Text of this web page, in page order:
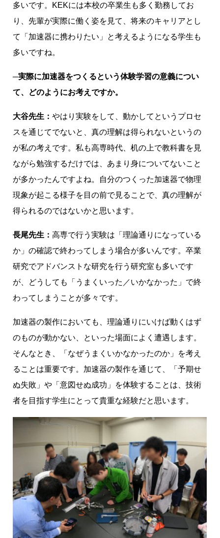
多いです。KEKには本校の卒業生も多く勤務してお
り、先輩が実際に働く姿を見て、将来のキャリアとし
て「加速器に携わりたい」と考えるようになる学生も
多いですね。
─実際に加速器をつくるという体験学習の意義につい
て、どのようにお考えですか。
大谷先生：やはり実験をして、動かしてというプロセ
スを通じてでないと、真の理解は得られないというの
が私の考えです。私も高専時代、机の上で教科書を見
ながら勉強するだけでは、あまり身についてないこと
が多かったんですよね。自分のつくった加速器で物理
現象が起こる様子を目の前で見ることで、真の理解が
得られるのではないかと思います。
長尾先生：高専で行う実験は「理論通りになっている
か」の確認で終わってしまう場合が多いんです。卒業
研究でアドバンストな研究を行う研究室も多いです
が、どうしても「うまくいった／いかなかった」で終
わってしまうことが多々です。
加速器の製作においても、理論通りにいけば動くはず
のものが動かない、といった場面によく遭遇します。
そんなとき、「なぜうまくいかなかったのか」を考え
ることは重要です。加速器の製作を通じて、「予期せ
ぬ失敗」や「意図せぬ成功」を体験することは、技術
者を目指す学生にとって貴重な経験だと思います。